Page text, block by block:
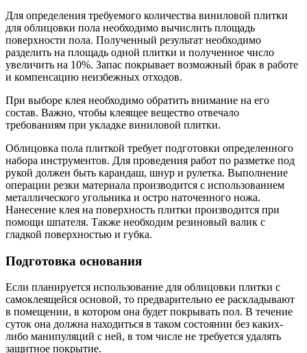
Для определения требуемого количества виниловой плитки
для облицовки пола необходимо вычислить площадь
поверхности пола. Полученный результат необходимо
разделить на площадь одной плитки и полученное число
увеличить на 10%. Запас покрывает возможный брак в работе
и компенсацию неизбежных отходов.
При выборе клея необходимо обратить внимание на его
состав. Важно, чтобы клеящее вещество отвечало
требованиям при укладке виниловой плитки.
Облицовка пола плиткой требует подготовки определенного
набора инструментов. Для проведения работ по разметке под
рукой должен быть карандаш, шнур и рулетка. Выполнение
операции резки материала производится с использованием
металлического угольника и остро наточенного ножа.
Нанесение клея на поверхность плитки производится при
помощи шпателя. Также необходим резиновый валик с
гладкой поверхностью и губка.
Подготовка основания
Если планируется использование для облицовки плитки с
самоклеящейся основой, то предварительно ее раскладывают
в помещении, в котором она будет покрывать пол. В течение
суток она должна находиться в таком состоянии без каких-
либо манипуляций с ней, в том числе не требуется удалять
защитное покрытие.